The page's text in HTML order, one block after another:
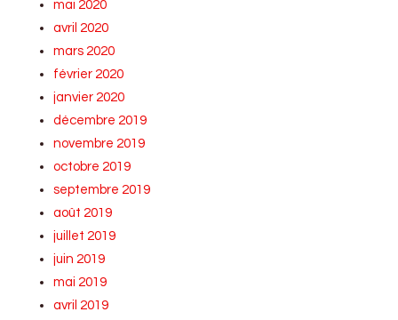
mai 2020
avril 2020
mars 2020
février 2020
janvier 2020
décembre 2019
novembre 2019
octobre 2019
septembre 2019
août 2019
juillet 2019
juin 2019
mai 2019
avril 2019